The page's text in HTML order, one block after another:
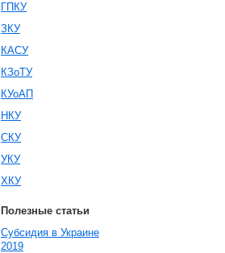
ГПКУ
ЗКУ
КАСУ
КЗоТУ
КУоАП
НКУ
СКУ
УКУ
ХКУ
Полезные статьи
Субсидия в Украине
2019